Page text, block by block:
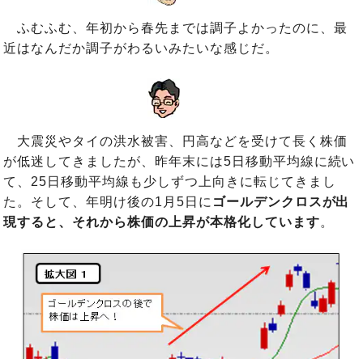
ふむふむ、年初から春先までは調子よかったのに、最
近はなんだか調子がわるいみたいな感じだ。
大震災やタイの洪水被害、円高などを受けて長く株価
が低迷してきましたが、昨年末には5日移動平均線に続い
て、25日移動平均線も少しずつ上向きに転じてきまし
た。そして、年明け後の1月5日に ゴールデンクロスが出
現すると、それから株価の上昇が本格化しています。